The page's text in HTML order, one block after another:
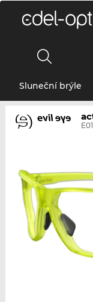
Sluneční brýle